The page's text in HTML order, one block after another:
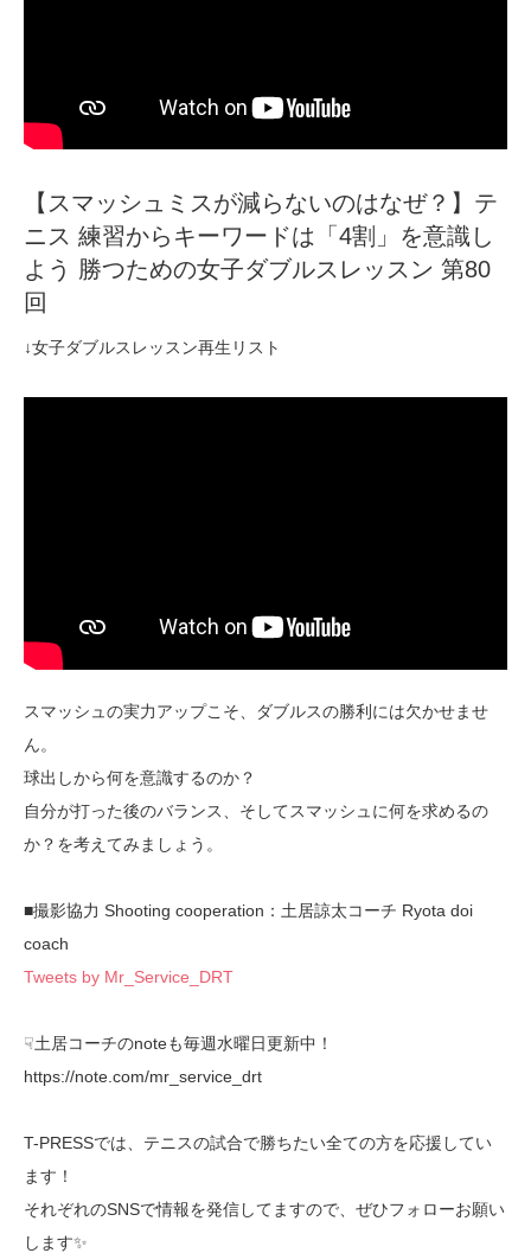
【スマッシュミスが減らないのはなぜ？】テ
ニス 練習からキーワードは「4割」を意識し
よう 勝つための女子ダブルスレッスン 第80
回
↓女子ダブルスレッスン再生リスト
スマッシュの実力アップこそ、ダブルスの勝利には欠かせませ
ん。
球出しから何を意識するのか？
自分が打った後のバランス、そしてスマッシュに何を求めるの
か？を考えてみましょう。
■撮影協力 Shooting cooperation：土居諒太コーチ Ryota doi
coach
Tweets by Mr_Service_DRT
☟土居コーチのnoteも毎週水曜日更新中！
https://note.com/mr_service_drt
T-PRESSでは、テニスの試合で勝ちたい全ての方を応援してい
ます！
それぞれのSNSで情報を発信してますので、ぜひフォローお願い
します✨